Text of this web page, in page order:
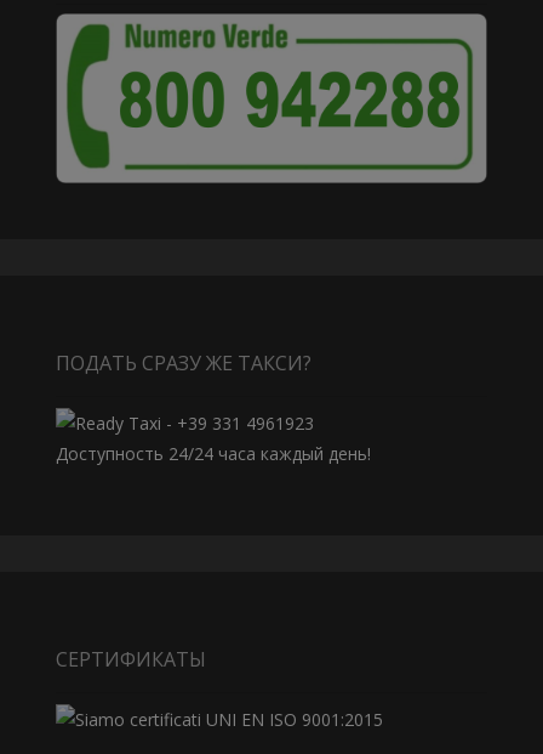
ПОДАТЬ СРАЗУ ЖЕ ТАКСИ?
Доступность 24/24 часа каждый день!
СЕРТИФИКАТЫ